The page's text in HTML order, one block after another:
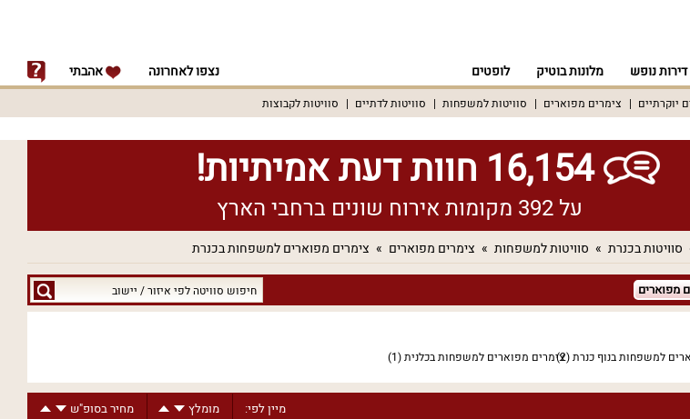
דירות נופש מלונות בוטיק לופטים נצפו לאחרונה אהבתי
יוקרתיים צימרים מפוארים סוויטות למשפחות סוויטות לדתיים סוויטות לקבוצות
16,154 חוות דעת אמיתיות!
על 392 מקומות אירוח שונים ברחבי הארץ
סוויטות בכנרת סוויטות למשפחות צימרים מפוארים צימרים מפוארים למשפחות בכנרת
חיפוש
סוויטה
יישוב
מפוארים
למשפחות בנוף כנרת(2)צימרים מפוארים למשפחות בכלנית(1)
מיין לפי: מומלץ מחיר בסופ"ש